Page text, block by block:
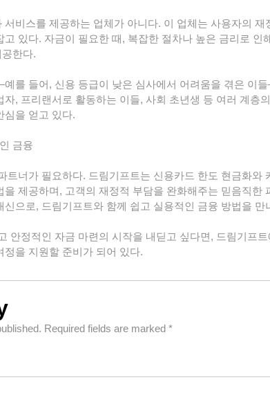
서비스를 제공하는 업체가 아니다. 이 업체는 사용자의 재
있다. 자금이 필요한 때, 복잡한 절차나 높은 금리로 인
한다.
를 들어, 신용 등급이 낮은 심사에서 어려움을 겪은 이
, 프리랜서로 활동하는 이들, 사회 초년생 등 여러 계층
심을 얻고 있다.
금융
트너가 필요하다. 드림기프트는 신용카드 한도 현금화와
제공하며, 고객의 재정적 부담을 완화해주는 믿음직한
으로, 드림기프트와 함께 쉽고 실용적인 금융 방법을 만
안정적인 자금 마련의 시작을 내딛고 싶다면, 드림기프
을 지원할 준비가 되어 있다.
Required fields are marked *